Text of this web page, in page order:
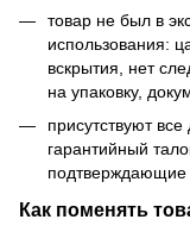
товар не был в
использования:
вскрытия, нет
на упаковку,
присутствуют
гарантийный
подтверждающие
Как поменять